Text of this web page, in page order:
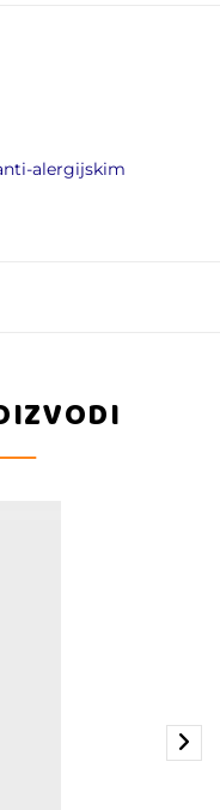
alergijskim